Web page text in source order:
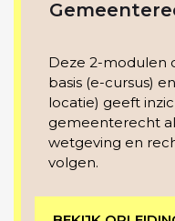
Deze 2-modulen
basis (e-cursus)
locatie) geeft
gemeenterecht
wetgeving en
volgen.